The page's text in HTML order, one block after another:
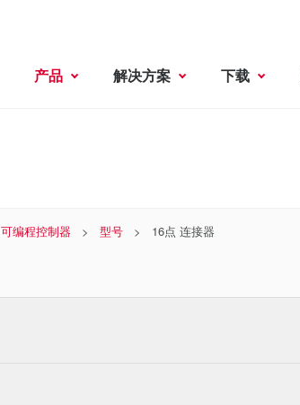
产品 解决方案 下载
可编程控制器 型号 16点 连接器